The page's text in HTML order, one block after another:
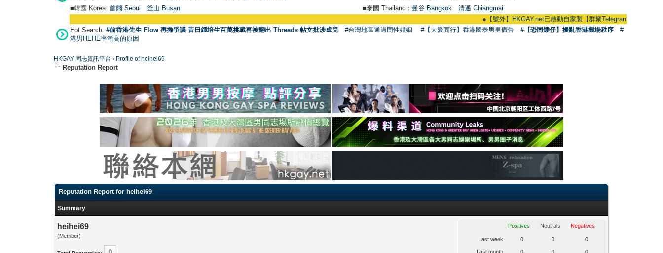
■韓國 Korea: 首爾 Seou 釜山 Busan ■泰國 Thailand： 曼谷 Bangkok
清邁 Chiangmai
【號外】HKGAY.net已啟動自家製【群聚Telegram群組】
Hot Search: #前香港先生 Flow 再捲爭議 昔日鍾培生百萬挑戰再被翻出 Threads 帖文批涉虐兒 #台灣地區通過同性婚姻 #【大愛同行】香港國泰男男廣告 #【恐同矮仔】擾亂香港機場秩序
#
港男HEHE率漸高的原因
HKGAY 同志資訊平台 › Profile of heihei69
Reputation Report
Reputation Report for heihei69
Summary
heihei69
(Member)
Positives Neutrals Negatives
Last week 0 0 0
Last month 0 0 0